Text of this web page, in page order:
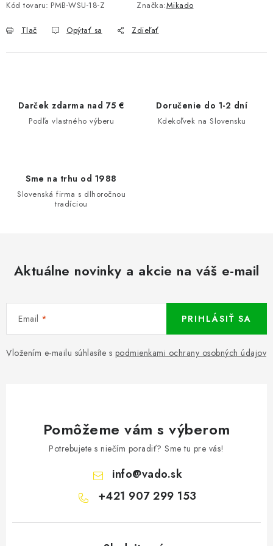
Kód tovaru: PMB-WSU-18-Z Značka:Mikado
Tlač Opýtať sa Zdieľať
Darček zdarma nad 75 €
Podľa vlastného výberu
Doručenie do 1-2 dní
Kdekoľvek na Slovensku
Sme na trhu od 1988
Slovenská firma s dlhoročnou
tradíciou
Aktuálne novinky a akcie na váš e-mail
Email
Vložením e-mailu súhlasíte s podmienkami ochrany osobných údajov
PRIHLÁSIŤ SA
Pomôžeme vám s výberom
Potrebujete s niečím poradiť? Sme tu pre vás!
info@vado.sk
+421 907 299 153